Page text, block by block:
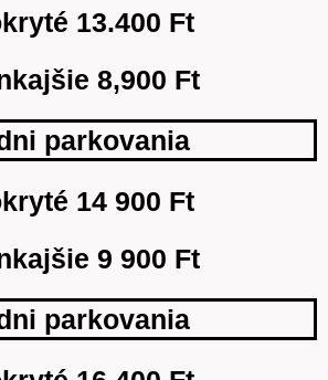
13.400 Ft
8,900 Ft
parkovania
14 900 Ft
9 900 Ft
parkovania